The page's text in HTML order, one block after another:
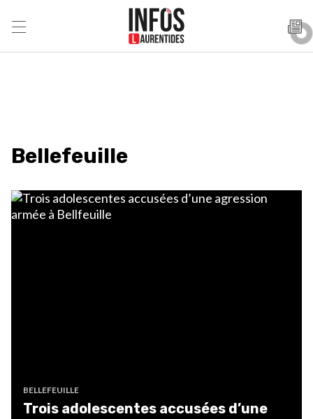
Bellefeuille
BELLEFEUILLE
Trois adolescentes accusées d’une